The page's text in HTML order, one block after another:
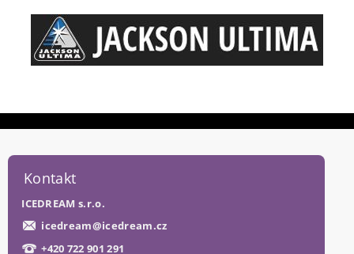
Kontakt
ICEDREAM s.r.o.
icedream@icedream.cz
+420 722 901 291